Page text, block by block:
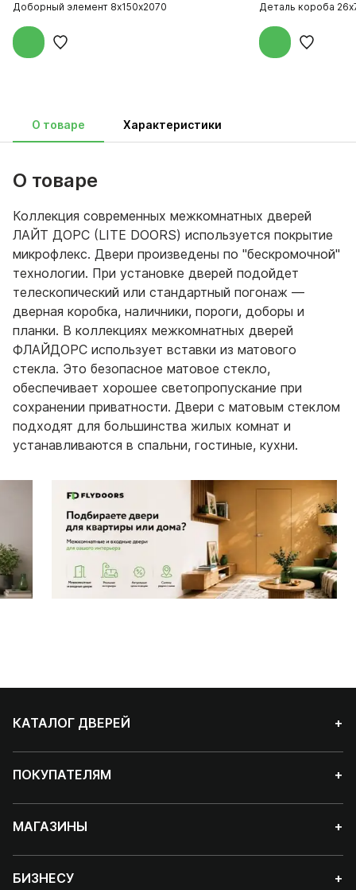
Доборный элемент 8х150х2070 Деталь короба
О товаре Характеристики
О товаре
Коллекция современных межкомнатных дверей
ЛАЙТ ДОРС (LITE DOORS) используется покрытие
микрофлекс. Двери произведены по "бескромочной"
технологии. При установке дверей подойдет
телескопический или стандартный погонаж —
дверная коробка, наличники, пороги, доборы и
планки. В коллекциях межкомнатных дверей
ФЛАЙДОРС использует вставки из матового
стекла. Это безопасное матовое стекло,
обеспечивает хорошее светопропускание при
сохранении приватности. Двери с матовым стеклом
подходят для большинства жилых комнат и
устанавливаются в спальни, гостиные, кухни.
КАТАЛОГ ДВЕРЕЙ +
ПОКУПАТЕЛЯМ +
МАГАЗИНЫ +
БИЗНЕСУ +